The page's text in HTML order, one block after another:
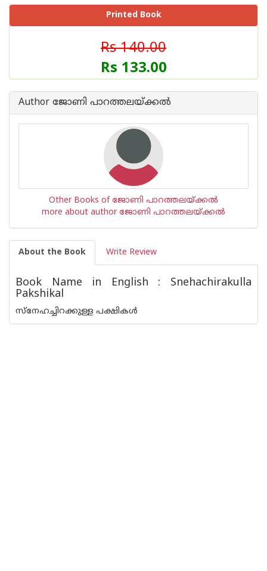
Printed Book
Rs 140.00
Rs 133.00
Author ജോണി പാറത്തലയ്ക്കല്‍
Other Books of ജോണി പാറത്തലയ്ക്കല്‍
more about author ജോണി പാറത്തലയ്ക്കല്‍
About the Book Write Review
Book Name in English : Snehachirakulla
Pakshikal
സ്നേഹച്ചിറക്കുള്ള പക്ഷികള്‍